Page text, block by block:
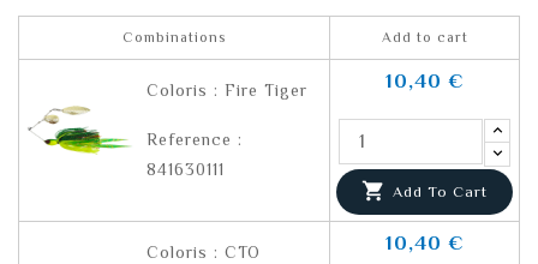
Combinations Add to cart
Coloris : Fire Tiger
Reference :
841630111
10,40 €
 Add To Cart
Coloris : CTO 10,40 €